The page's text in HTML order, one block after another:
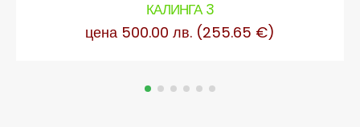
КАЛИНГА 3
цена 500.00 лв. (255.65 €)